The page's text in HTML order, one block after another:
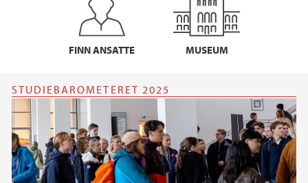
FINN ANSATTE MUSEUM
STUDIEBAROMETERET 2025